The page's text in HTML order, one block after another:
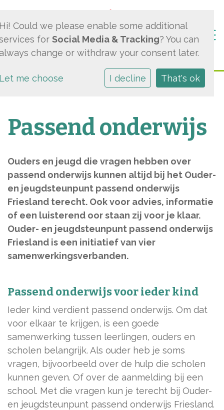
Passend onderwijs
Ouders en jeugd die vragen hebben over
passend onderwijs kunnen altijd bij het Ouder-
en jeugdsteunpunt passend onderwijs
Friesland terecht. Ook voor advies, informatie
of een luisterend oor staan zij voor je klaar.
Ouder- en jeugdsteunpunt passend onderwijs
Friesland is een initiatief van vier
samenwerkingsverbanden.
Passend onderwijs voor ieder kind
Ieder kind verdient passend onderwijs. Om dat
voor elkaar te krijgen, is een goede
samenwerking tussen leerlingen, ouders en
scholen belangrijk. Als ouder heb je soms
vragen, bijvoorbeeld over de hulp die scholen
kunnen geven. Of over de aanmelding bij een
school. Met die vragen kun je terecht bij Ouder-
en jeugdsteunpunt passend onderwijs Friesland.
Could we please enable some additional
for Social Media & Tracking? You can
change or withdraw your consent later.
me choose I decline That's ok